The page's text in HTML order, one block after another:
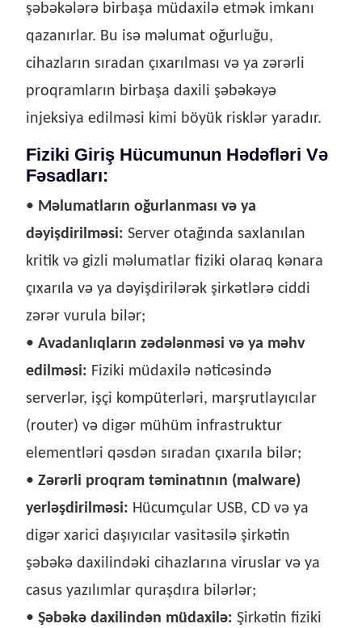
şəbəkələrə birbaşa müdaxilə etmək imkanı
qazanırlar. Bu isə məlumat oğurluğu,
cihazların sıradan çıxarılması və ya zərərli
proqramların birbaşa daxili şəbəkəyə
injeksiya edilməsi kimi böyük risklər yaradır.
Fiziki Giriş Hücumunun Hədəfləri Və
Fəsadları:
• Məlumatların oğurlanması və ya
dəyişdirilməsi: Server otağında saxlanılan
kritik və gizli məlumatlar fiziki olaraq kənara
çıxarıla və ya dəyişdirilərək şirkətlərə ciddi
zərər vurula bilər;
• Avadanlıqların zədələnməsi və ya məhv
edilməsi: Fiziki müdaxilə nəticəsində
serverlər, işçi kompüterləri, marşrutlayıcılar
(router) və digər mühüm infrastruktur
elementləri qəsdən sıradan çıxarıla bilər;
• Zərərli proqram təminatının (malware)
yerləşdirilməsi: Hücumçular USB, CD və ya
digər xarici daşıyıcılar vasitəsilə şirkətin
şəbəkə daxilindəki cihazlarına viruslar və ya
casus yazılımlar quraşdıra bilərlər;
• Şəbəkə daxilindən müdaxilə: Şirkətin fiziki